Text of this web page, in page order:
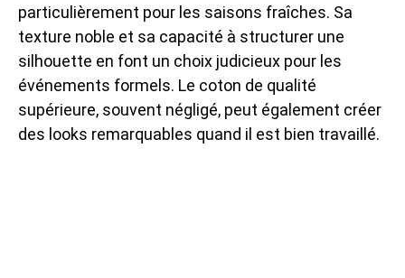
particulièrement pour les saisons fraîches. Sa
texture noble et sa capacité à structurer une
silhouette en font un choix judicieux pour les
événements formels. Le coton de qualité
supérieure, souvent négligé, peut également créer
des looks remarquables quand il est bien travaillé.